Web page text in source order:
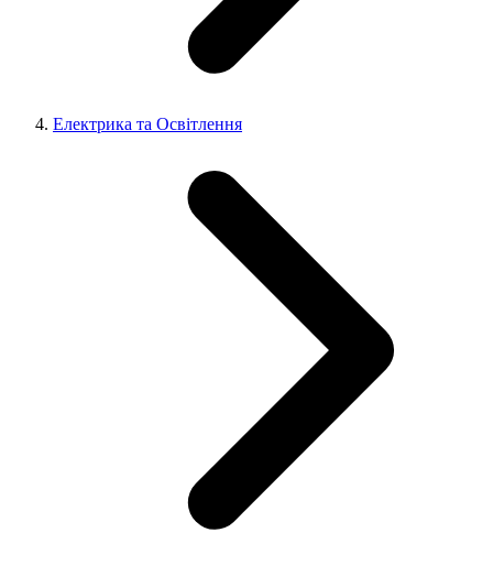
Електрика та Освітлення